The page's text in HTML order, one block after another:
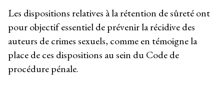
Les dispositions relatives à la rétention de sûreté ont
pour objectif essentiel de prévenir la récidive des
auteurs de crimes sexuels, comme en témoigne la
place de ces dispositions au sein du Code de
procédure pénale.